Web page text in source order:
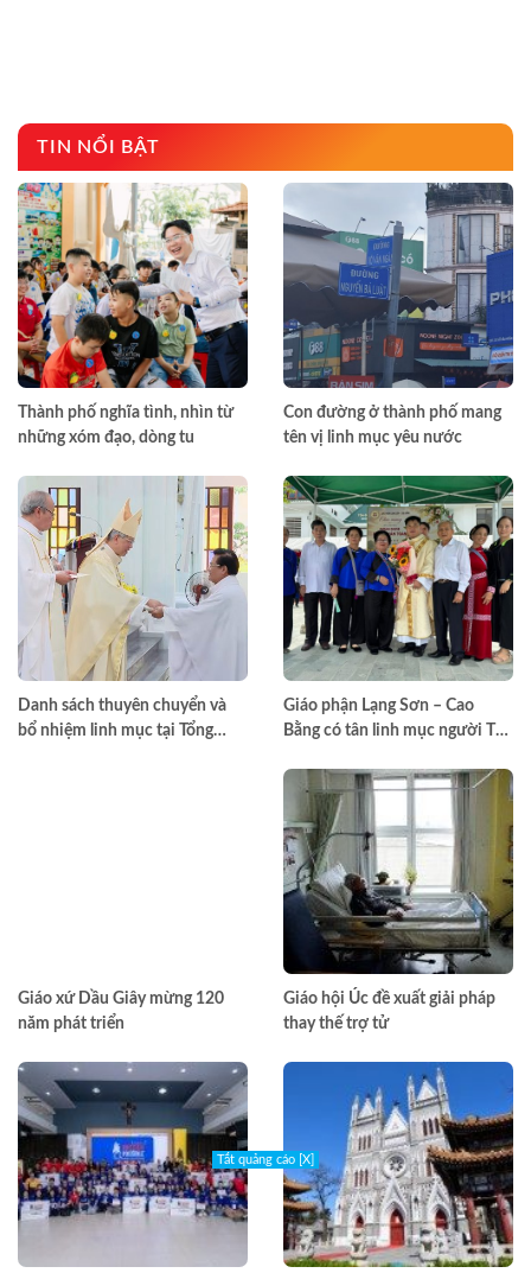
TIN NỔI BẬT
Thành phố nghĩa tình, nhìn từ
những xóm đạo, dòng tu
Con đường ở thành phố mang
tên vị linh mục yêu nước
Danh sách thuyên chuyển và
bổ nhiệm linh mục tại Tổng
Giáo phận Lạng Sơn – Cao
Bằng có tân linh mục người Tày
Giáo xứ Dầu Giây mừng 120
năm phát triển
Giáo hội Úc đề xuất giải pháp
thay thế trợ tử
Tắt quảng cáo [X]